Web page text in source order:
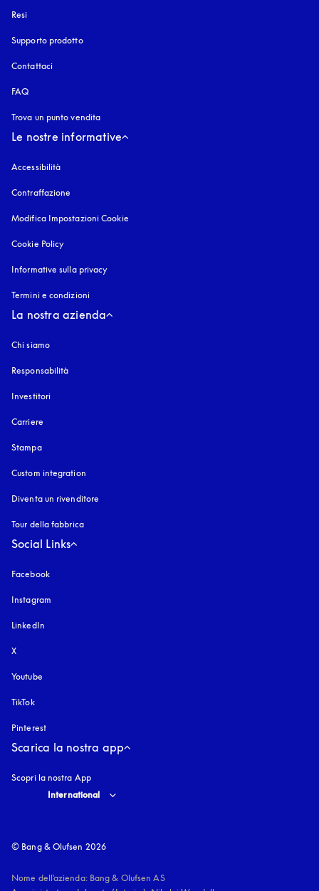
Resi
Supporto prodotto
Contattaci
FAQ
Trova un punto vendita
Le nostre informative
Accessibilità
Contraffazione
Modifica Impostazioni Cookie
Cookie Policy
Informative sulla privacy
Termini e condizioni
La nostra azienda
Chi siamo
Responsabilità
Investitori
Carriere
Stampa
Custom integration
Diventa un rivenditore
Tour della fabbrica
Social Links
Facebook
Instagram
LinkedIn
X
Youtube
TikTok
Pinterest
Scarica la nostra app
Scopri la nostra App
Select country and language
International
© Bang & Olufsen 2026
Nome dell'azienda: Bang & Olufsen AS